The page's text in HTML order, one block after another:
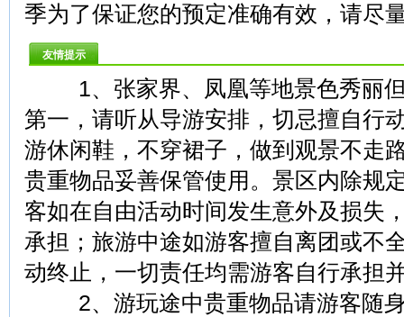
季为了保证您的预定准确有效，请尽
友情提示
1、张家界、凤凰等地景色秀丽但
第一，请听从导游安排，切忌擅自行
游休闲鞋，不穿裙子，做到观景不走
贵重物品妥善保管使用。景区内除规
客如在自由活动时间发生意外及损失
承担；旅游中途如游客擅自离团或不
动终止，一切责任均需游客自行承担
2、游玩途中贵重物品请游客随身